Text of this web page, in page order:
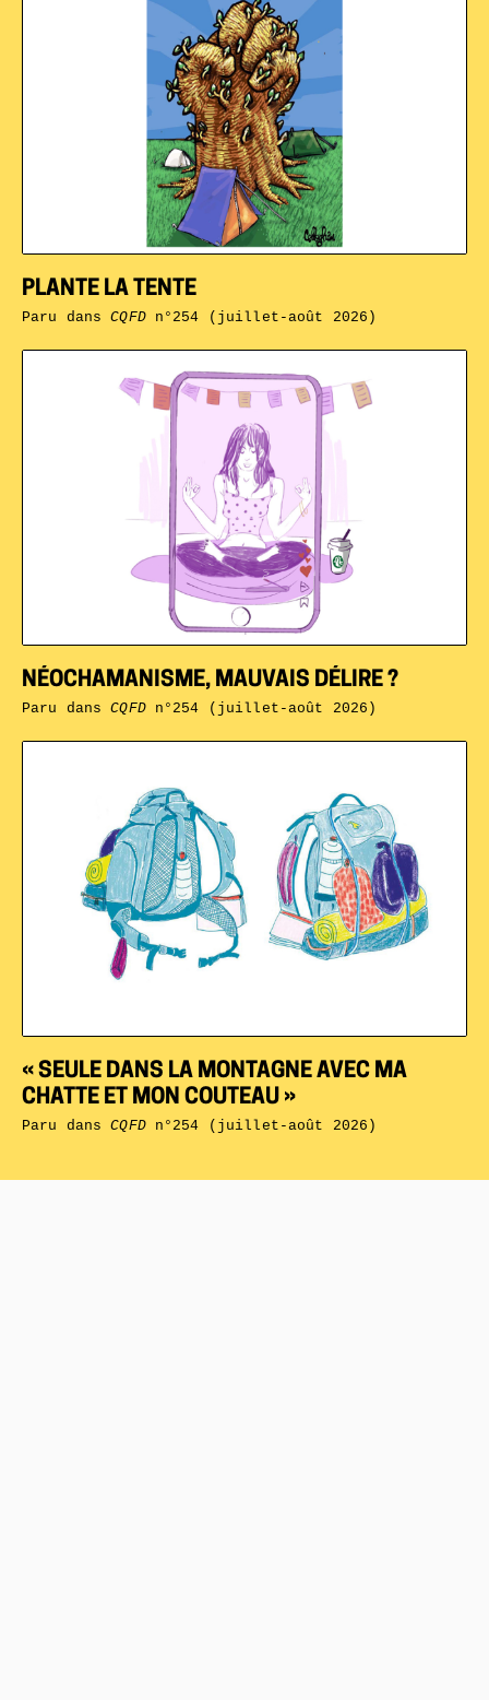
« SEULE DANS LA MONTAGNE AVEC MA
CHATTE ET MON COUTEAU »
Paru dansCQFDn°254 (juillet-août 2026)
NÉOCHAMANISME, MAUVAIS DÉLIRE ?
Paru dansCQFDn°254 (juillet-août 2026)
PLANTE LA TENTE
Paru dansCQFDn°254 (juillet-août 2026)